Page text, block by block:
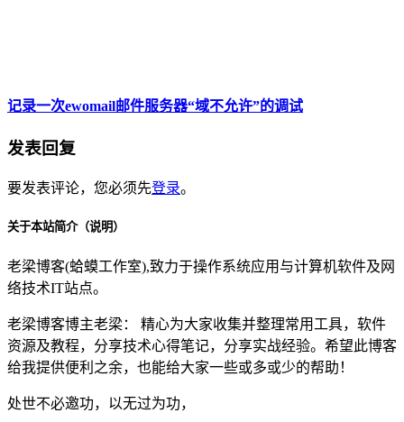
记录一次ewomail邮件服务器“域不允许”的调试
发表回复
要发表评论，您必须先登录。
关于本站简介（说明）
老梁博客(蛤蟆工作室),致力于操作系统应用与计算机软件及网
络技术IT站点。
老梁博客博主老梁： 精心为大家收集并整理常用工具，软件
资源及教程，分享技术心得笔记，分享实战经验。希望此博客
给我提供便利之余，也能给大家一些或多或少的帮助！
处世不必邀功，以无过为功，